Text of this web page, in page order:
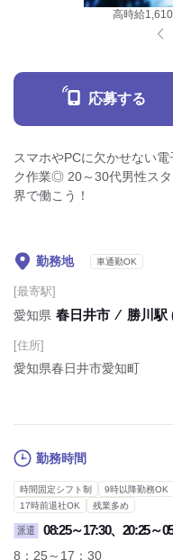
高時給
応募する
スマホやPCに欠かせない
ク作業◎ 20～30代男性ス
界で働こう！
勤務地 車通勤OK
[最寄駅]
愛知県 春日井市 ⁄ 勝川駅
[住所]
愛知県春日井市愛知町
勤務時間
時間固定シフト制 9時以降勤務OK
17時前退社OK
残業多め
派遣 08:25～17:30、20:25～
8：25～17：30